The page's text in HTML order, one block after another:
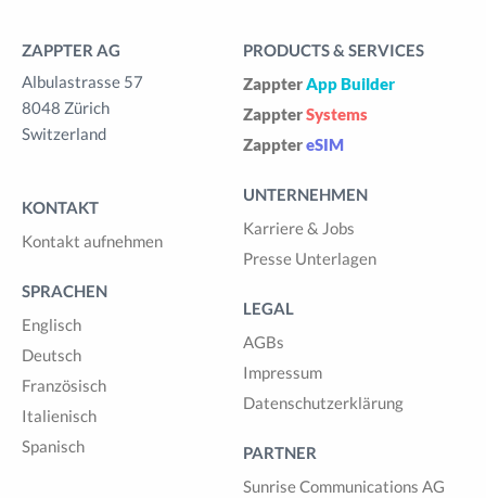
ZAPPTER AG
Albulastrasse 57
8048 Zürich
Switzerland
KONTAKT
Kontakt aufnehmen
SPRACHEN
Englisch
Deutsch
Französisch
Italienisch
Spanisch
PRODUCTS & SERVICES
ZappterApp Builder
ZappterSystems
ZapptereSIM
UNTERNEHMEN
Karriere & Jobs
Presse Unterlagen
LEGAL
AGBs
Impressum
Datenschutzerklärung
PARTNER
Sunrise Communications AG